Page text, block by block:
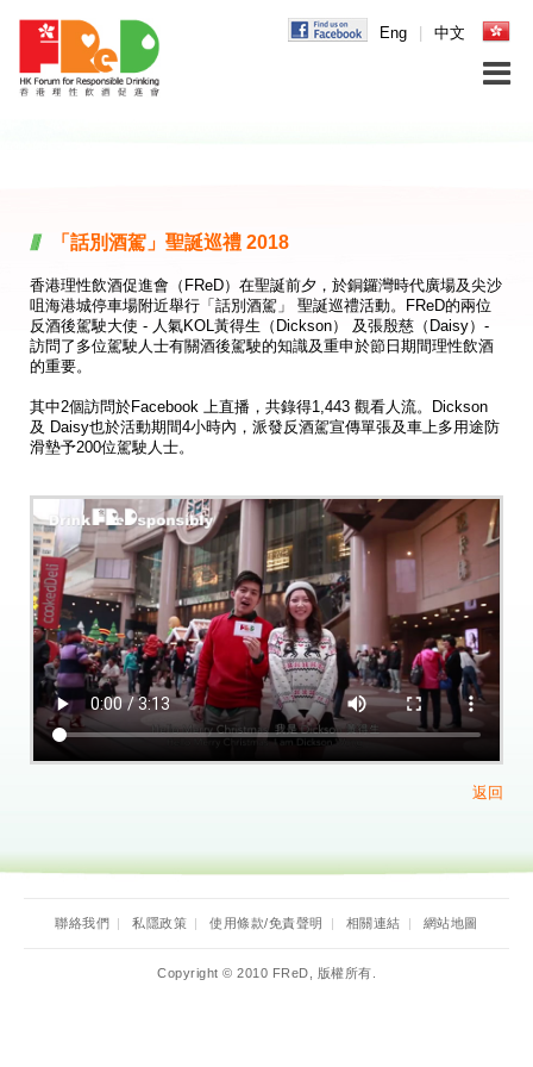
Eng 中文
「話別酒駕」聖誕巡禮 2018
香港理性飲酒促進會（FReD）在聖誕前夕，於銅鑼灣時代廣場及尖沙
咀海港城停車場附近舉行「話別酒駕」 聖誕巡禮活動。FReD的兩位
反酒後駕駛大使 - 人氣KOL黃得生（Dickson） 及張殷慈（Daisy）-
訪問了多位駕駛人士有關酒後駕駛的知識及重申於節日期間理性飲酒
的重要。
其中2個訪問於Facebook 上直播，共錄得1,443 觀看人流。Dickson
及 Daisy也於活動期間4小時內，派發反酒駕宣傳單張及車上多用途防
滑墊予200位駕駛人士。
返回
聯絡我們 | 私隱政策 | 使用條款/免責聲明 | 相關連結 | 網站地圖
Copyright © 2010 FReD, 版權所有.